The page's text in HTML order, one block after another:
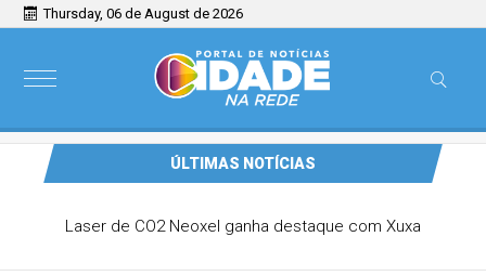
Thursday, 06 de August de 2026
ÚLTIMAS NOTÍCIAS
Comunidade de Guarulhos recebe atendimento para
regularização de débitos de água nesta sexta (7) e sábado